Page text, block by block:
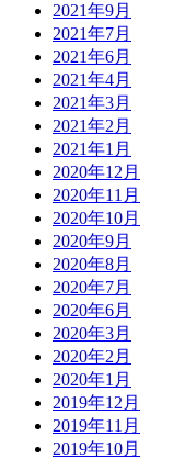
2021年9月
2021年7月
2021年6月
2021年4月
2021年3月
2021年2月
2021年1月
2020年12月
2020年11月
2020年10月
2020年9月
2020年8月
2020年7月
2020年6月
2020年3月
2020年2月
2020年1月
2019年12月
2019年11月
2019年10月